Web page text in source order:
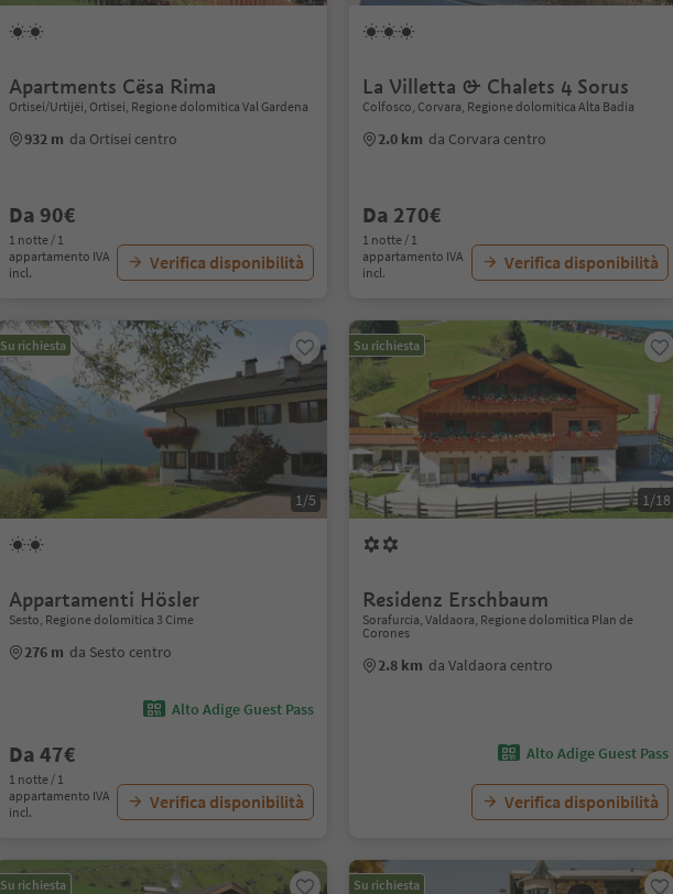
Apartments Cësa Rima
Ortisei/Urtijëi, Ortisei, Regione dolomitica Val Gardena
932 m da Ortisei centro
Da 90€
1 notte / 1
appartamento IVA
incl.
Verifica disponibilità
La Villetta & Chalets 4 Sorus
Colfosco, Corvara, Regione dolomitica Alta Badia
2.0 km da Corvara centro
Da 270€
1 notte / 1
appartamento IVA
incl.
Verifica disponibilità
Su richiesta
1/5
Appartamenti Hösler
Sesto, Regione dolomitica 3 Cime
276 m da Sesto centro
Alto Adige Guest Pass
Da 47€
1 notte / 1
appartamento IVA
incl.
Verifica disponibilità
Su richiesta
1/18
Residenz Erschbaum
Sorafurcia, Valdaora, Regione dolomitica Plan de
Corones
2.8 km da Valdaora centro
Alto Adige Guest Pass
Verifica disponibilità
Su richiesta Su richiesta